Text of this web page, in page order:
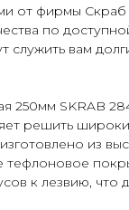
от фирмы
по
служить вам
250мм SKRAB
решить
из
тефлоновое
к лезвию, что